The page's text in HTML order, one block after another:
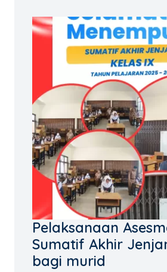
Pelaksanaan
Sumatif Akhir
bagi murid